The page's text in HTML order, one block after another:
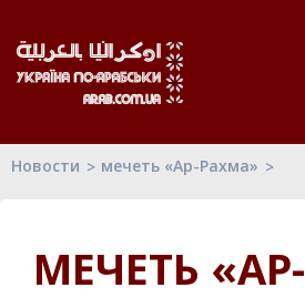
Новости мечеть «Ар-Рахма»
МЕЧЕТЬ «АР-